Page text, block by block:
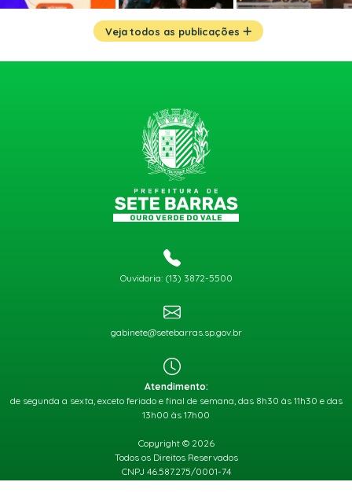
Veja todos as publicações
Ouvidoria: (13) 3872-5500
gabinete@setebarras.sp.gov.br
Atendimento:
de segunda a sexta, exceto feriado e final de semana, das 8h30 às 11h30 e das
13h00 às 17h00
Copyright © 2026
Todos os Direitos Reservados
CNPJ 46.587.275/0001-74